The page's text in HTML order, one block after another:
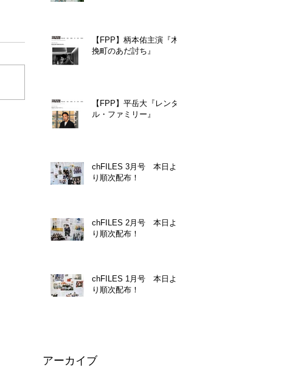
【FPP】柄本佑主演『木
挽町のあだ討ち』
【FPP】平岳大『レンタ
ル・ファミリー』
chFILES 3月号 本日よ
り順次配布！
chFILES 2月号 本日よ
り順次配布！
chFILES 1月号 本日よ
り順次配布！
アーカイブ